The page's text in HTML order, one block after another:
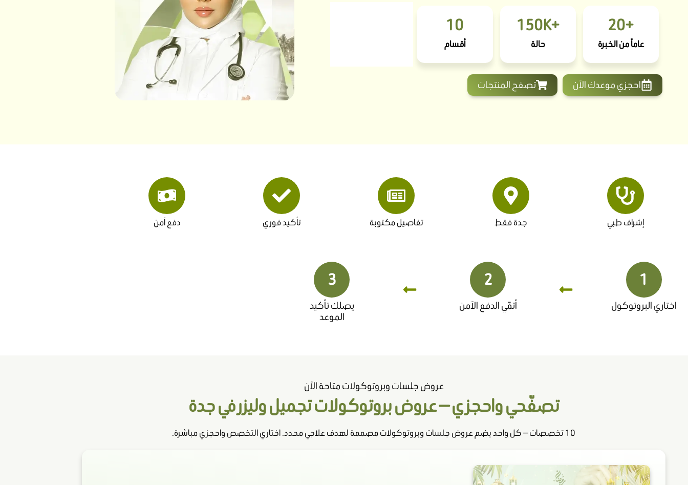
+20
عاماً من الخبرة
+150K
حالة
10
أقسام
احجزي موعدك الآن تصفح المنتجات
إشراف طبي جدة فقط تفاصيل مكتوبة تأكيد فوري دفع آمن
1
اختاري البروتوكول
2
أتمّي الدفع الآمن
3
يصلك تأكيد
الموعد
عروض جلسات وبروتوكولات متاحة الآن
تصفّحي واحجزي — عروض بروتوكولات تجميل وليزر في جدة
10 تخصصات — كل واحد يضم عروض جلسات وبروتوكولات مصممة لهدف علاجي محدد. اختاري التخصص واحجزي مباشرة.